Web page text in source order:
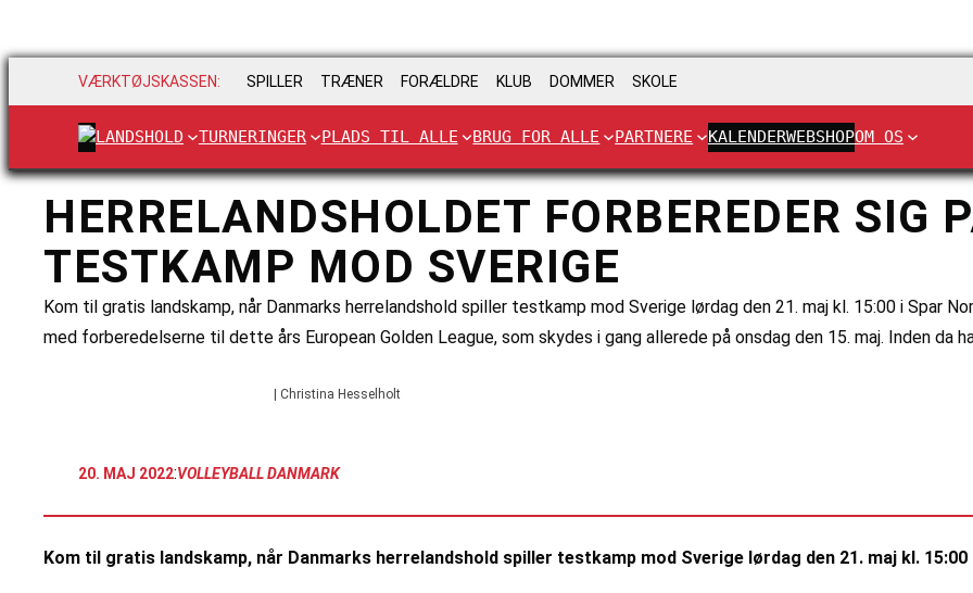
VÆRKTØJSKASSEN: SPILLER TRÆNER FORÆLDRE KLUB DOMMER SKOLE
LANDSHOLD TURNERINGER PLADS TIL ALLE BRUG FOR ALLE PARTNERE KALENDERWEBSHOPOM OS
HERRELANDSHOLDET FORBEREDER SIG
TESTKAMP MOD SVERIGE
Kom til gratis landskamp, når Danmarks herrelandshold spiller testkamp mod Sverige lørdag den 21. maj kl. 15:00 i Spar
med forberedelserne til dette års European Golden League, som skydes i gang allerede på onsdag den 15. maj. Inden da
| Christina Hesselholt
20. MAJ 2022:VOLLEYBALL DANMARK
Kom til gratis landskamp, når Danmarks herrelandshold spiller testkamp mod Sverige lørdag den 21. maj kl. 15:00